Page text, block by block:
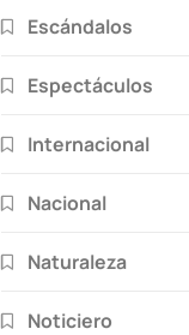
Escándalos
Espectáculos
Internacional
Nacional
Naturaleza
Noticiero